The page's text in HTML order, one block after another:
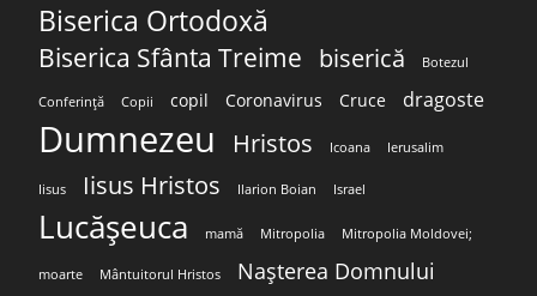
Biserica Ortodoxă
Biserica Sfânta Treime biserică Botezul
Conferință Copii copil Coronavirus Cruce dragoste
Dumnezeu Hristos Icoana Ierusalim
Iisus Iisus Hristos Ilarion Boian Israel
Lucășeuca mamă Mitropolia Mitropolia Moldovei;
moarte Mântuitorul Hristos Nașterea Domnului